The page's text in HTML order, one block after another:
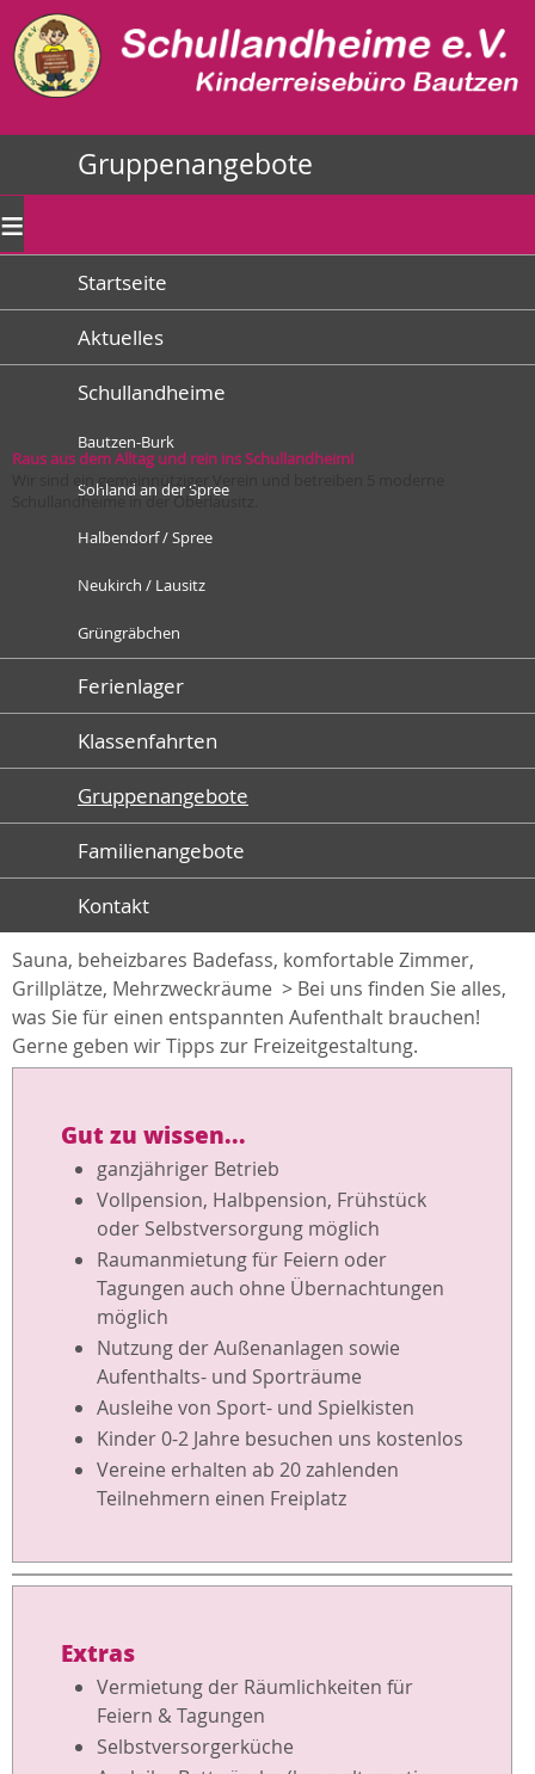
Gruppenangebote
≡
Startseite
Aktuelles
Schullandheime
Bautzen-Burk
Sohland an der Spree
Halbendorf / Spree
Neukirch / Lausitz
Grüngräbchen
Ferienlager
Klassenfahrten
Gruppenangebote
Familienangebote
Kontakt
Raus aus dem Alltag und rein ins Schullandheim!
Wir sind ein gemeinnütziger Verein und betreiben 5 moderne
Schullandheime in der Oberlausitz.
Gruppenangebote
Seminare +++ Familienurlaub +++ In unseren 5
herzlich willkommen! ;)
Sauna, beheizbares Badefass, komfortable Zimmer,
Grillplätze, Mehrzweckräume > Bei uns finden Sie alles,
was Sie für einen entspannten Aufenthalt brauchen!
Gerne geben wir Tipps zur Freizeitgestaltung.
Gut zu wissen...
ganzjähriger Betrieb
Vollpension, Halbpension, Frühstück
oder Selbstversorgung möglich
Raumanmietung für Feiern oder
Tagungen auch ohne Übernachtungen
möglich
Nutzung der Außenanlagen sowie
Aufenthalts- und Sporträume
Ausleihe von Sport- und Spielkisten
Kinder 0-2 Jahre besuchen uns kostenlos
Vereine erhalten ab 20 zahlenden
Teilnehmern einen Freiplatz
Extras
Vermietung der Räumlichkeiten für
Feiern & Tagungen
Selbstversorgerküche